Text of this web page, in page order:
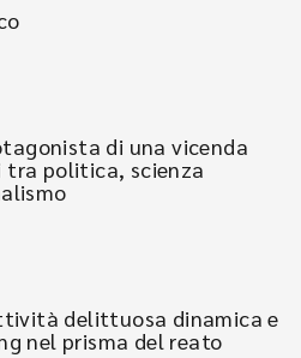
di una vicenda
tra politica, scienza
delittuosa dinamica e
nel prisma del reato